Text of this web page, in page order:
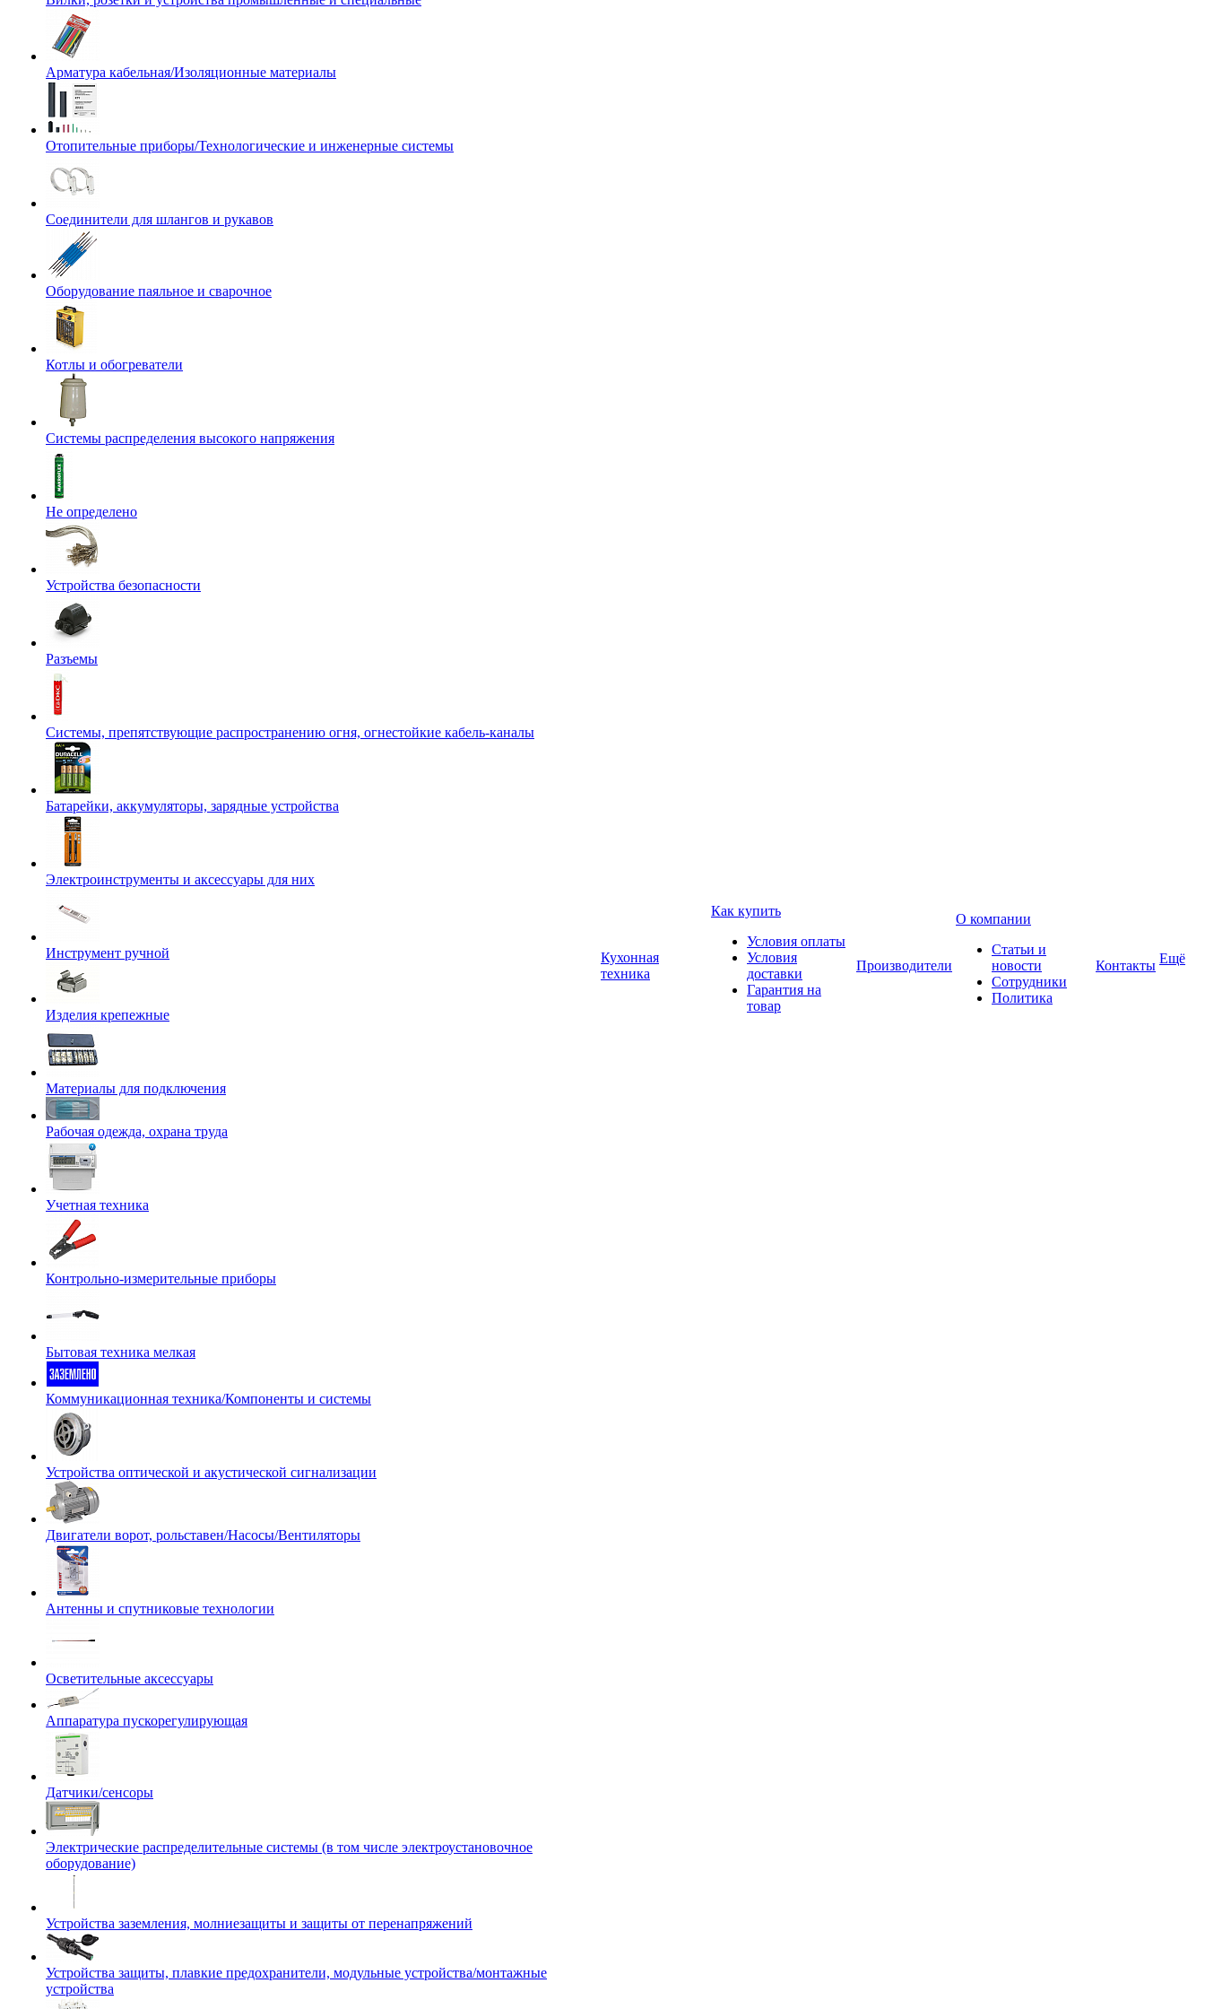
Арматура кабельная/Изоляционные материалы
Отопительные приборы/Технологические и инженерные системы
Соединители для шлангов и рукавов
Оборудование паяльное и сварочное
Котлы и обогреватели
Системы распределения высокого напряжения
Не определено
Устройства безопасности
Разъемы
Системы, препятствующие распространению огня, огнестойкие кабель-каналы
Батарейки, аккумуляторы, зарядные устройства
Электроинструменты и аксессуары для них
Инструмент ручной
Изделия крепежные
Материалы для подключения
Рабочая одежда, охрана труда
Учетная техника
Контрольно-измерительные приборы
Бытовая техника мелкая
Коммуникационная техника/Компоненты и системы
Устройства оптической и акустической сигнализации
Двигатели ворот, рольставен/Насосы/Вентиляторы
Антенны и спутниковые технологии
Осветительные аксессуары
Аппаратура пускорегулирующая
Датчики/сенсоры
Электрические распределительные системы (в том числе электроустановочное
оборудование)
Устройства заземления, молниезащиты и защиты от перенапряжений
Устройства защиты, плавкие предохранители, модульные устройства/монтажные
устройства
Кухонная
техника
Как купить
Условия оплаты
Условия
доставки
Гарантия на
товар
Производители
О компании
Статьи и
новости
Сотрудники
Политика
Контакты Ещё